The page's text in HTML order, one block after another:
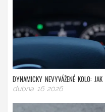
DYNAMICKY NEVYVÁŽENÉ KOLO:
dubna 16 2026